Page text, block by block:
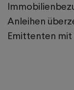
Anleihen
Emittenten mit